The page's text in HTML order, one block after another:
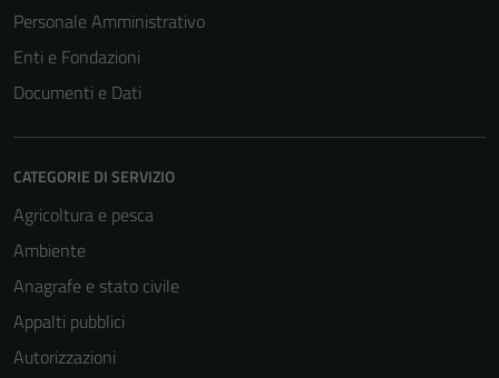
Personale Amministrativo
Enti e Fondazioni
Documenti e Dati
CATEGORIE DI SERVIZIO
Agricoltura e pesca
Ambiente
Anagrafe e stato civile
Appalti pubblici
Autorizzazioni